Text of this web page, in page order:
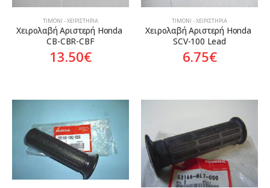
ΤΙΜΌΝΙ - ΧΕΙΡΙΣΤΉΡΙΑ
Χειρολαβή Αριστερή Honda
CB-CBR-CBF
13.50€
ΤΙΜΌΝΙ - ΧΕΙΡΙΣΤΉΡΙΑ
Χειρολαβή Αριστερή Honda
SCV-100 Lead
6.75€